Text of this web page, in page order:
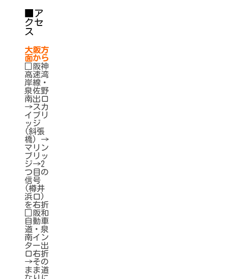
■ア
クセ
ス
大阪方
面から
□阪神
高速湾
岸線・
泉佐野
南出口
→スカ
イブリ
ッジ
(斜張
橋) →
マリン
ブリッ
ジ→2
つ目の
信号
(樽井
浜口)
を右折
□阪和
自動車
道・泉
南イン
ター出
口右折
→その
まま道